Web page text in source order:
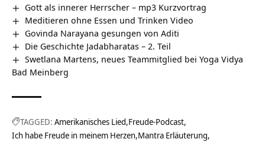
Gott als innerer Herrscher – mp3 Kurzvortrag
Meditieren ohne Essen und Trinken Video
Govinda Narayana gesungen von Aditi
Die Geschichte Jadabharatas – 2. Teil
Swetlana Martens, neues Teammitglied bei Yoga Vidya
Bad Meinberg
TAGGED: Amerikanisches Lied Freude-Podcast
Ich habe Freude in meinem Herzen Mantra Erläuterung